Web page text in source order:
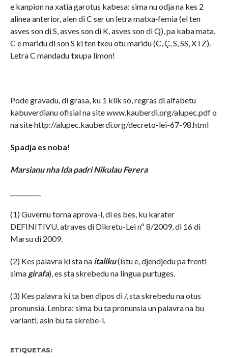
e kanpion na xatia garotus kabesa: sima nu odja na kes 2
alinea anterior, alen di C ser un letra matxa‑femia (el ten
asves son di S, asves son di K, asves son di Q), pa kaba mata,
C e maridu di son S ki ten txeu otu maridu (C, Ç, S, SS, X i Z).
Letra C mandadu txupa limon!
Pode gravadu, di grasa, ku 1 klik so, regras di alfabetu
kabuverdianu ofisial na sitewww.kauberdi.org/alupec.pdfo
na sitehttp://alupec.kauberdi.org/decreto-lei-67-98.html
Spadja es noba!
Marsianu nha Ida padri Nikulau Ferera
(1) Guvernu torna aprova-l, di es bes, ku karater
DEFINITIVU, atraves di Dikretu-Lei nº 8/2009, di 16 di
Marsu di 2009.
(2) Kes palavra ki sta na italiku(istu e, djendjedu pa frenti
sima girafa), es sta skrebedu na lingua purtuges.
(3) Kes palavra ki ta ben dipos di /, sta skrebedu na otus
pronunsia. Lenbra: sima bu ta pronunsia un palavra na bu
varianti, asin bu ta skrebe-l.
ETIQUETAS: